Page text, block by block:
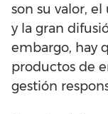
son su valor,
y la gran
embargo, hay
productos de
gestión